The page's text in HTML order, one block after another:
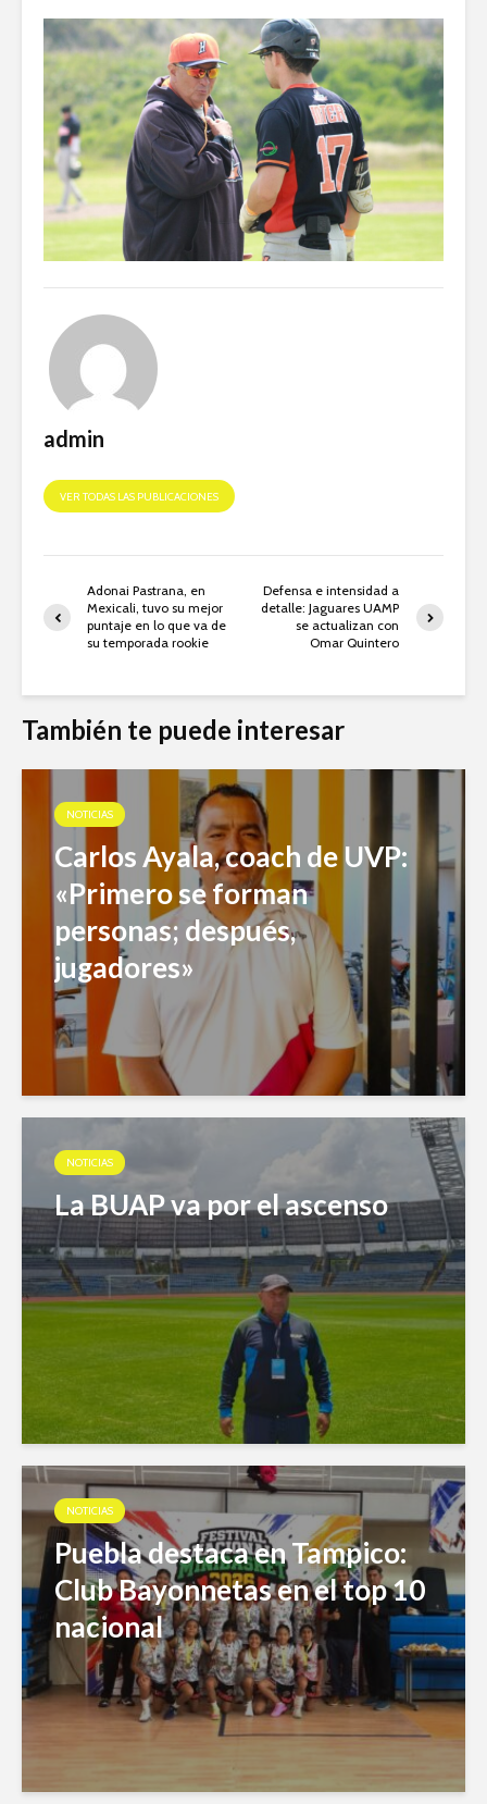
admin
VER TODAS LAS PUBLICACIONES
Adonai Pastrana, en
Mexicali, tuvo su mejor
puntaje en lo que va de
su temporada rookie
Defensa e intensidad a
detalle: Jaguares UAMP
se actualizan con
Omar Quintero
También te puede interesar
NOTICIAS
Carlos Ayala, coach de UVP:
«Primero se forman
personas; después,
jugadores»
NOTICIAS
La BUAP va por el ascenso
NOTICIAS
Puebla destaca en Tampico:
Club Bayonnetas en el top 10
nacional